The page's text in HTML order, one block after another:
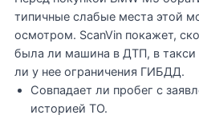
типичные слабые места этой
осмотром. ScanVin покажет,
была ли машина в ДТП, в такси
ли у нее ограничения ГИБДД.
Совпадает ли пробег с
историей ТО.